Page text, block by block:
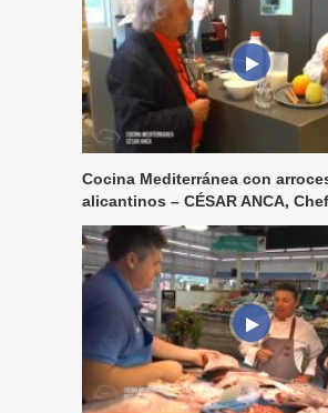
Cocina Mediterránea con
alicantinos – CÉSAR ANCA, Chef